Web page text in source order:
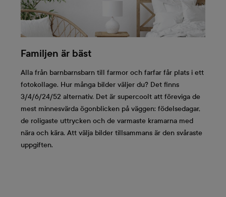
Familjen är bäst
Alla från barnbarnsbarn till farmor och farfar får plats i ett
fotokollage. Hur många bilder väljer du? Det finns
3/4/6/24/52 alternativ. Det är supercoolt att föreviga de
mest minnesvärda ögonblicken på väggen: födelsedagar,
de roligaste uttrycken och de varmaste kramarna med
nära och kära. Att välja bilder tillsammans är den svåraste
uppgiften.